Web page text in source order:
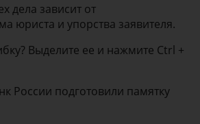
дела зависит от
юриста и упорства заявителя.
Выделите ее и нажмите Ctrl +
России подготовили памятку